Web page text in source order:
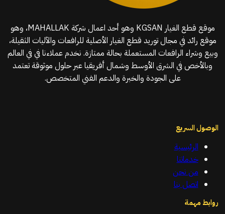
موقع قطع الغيار KGSAN وهو أحد اعمال شركة MAHALLAK، وهو
موقع رائد في مجال توريد قطع الغيار الأصلية للرافعات والآليات الثقيلة،
وبيع وشراء الرافعات المستعملة بحالة ممتازة. نخدم عملاءنا في في العالم
وبالأخص في الشرق الأوسط وشمال أفريقيا عبر حلول موثوقة تعتمد
على الجودة والخبرة والدعم الفني المتخصص.
الوصول السريع
الرئيسية
خدماتنا
من نحن
اتصل بنا
روابط مهمة